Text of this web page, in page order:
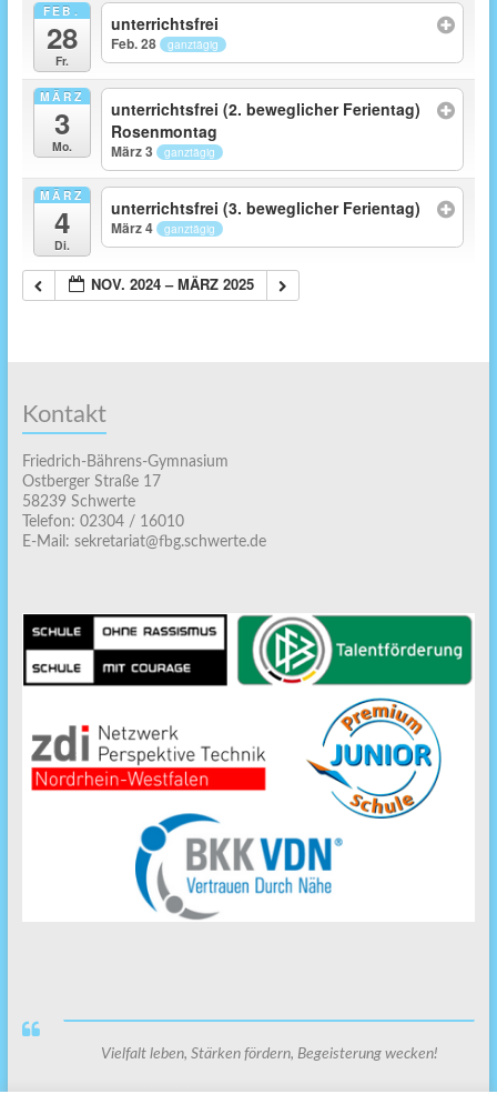
FEB.
28
Fr.
unterrichtsfrei
Feb. 28 ganztägig
MÄRZ
3
Mo.
unterrichtsfrei (2. beweglicher Ferientag)
Rosenmontag
März 3 ganztägig
MÄRZ
4
Di.
unterrichtsfrei (3. beweglicher Ferientag)
März 4 ganztägig
NOV. 2024 – MÄRZ 2025
Kontakt
Friedrich-Bährens-Gymnasium
Ostberger Straße 17
58239 Schwerte
Telefon: 02304 / 16010
E-Mail: sekretariat@fbg.schwerte.de
Vielfalt leben, Stärken fördern, Begeisterung wecken!